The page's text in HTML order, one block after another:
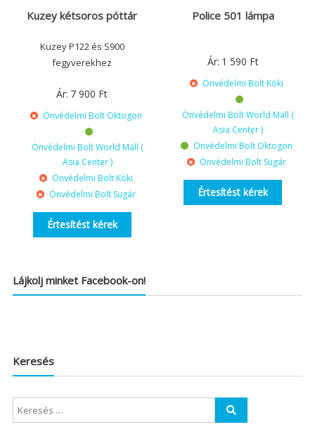
Kuzey kétsoros póttár
Kuzey P122 és S900
fegyverekhez
Ár: 7 900 Ft
Önvédelmi Bolt Oktogon
Önvédelmi Bolt World Mall (
Asia Center )
Önvédelmi Bolt Köki
Önvédelmi Bolt Sugár
Értesítést kérek
Police 501 lámpa
Ár: 1 590 Ft
Önvédelmi Bolt Köki
Önvédelmi Bolt World Mall (
Asia Center )
Önvédelmi Bolt Oktogon
Önvédelmi Bolt Sugár
Értesítést kérek
Lájkolj minket Facebook-on!
Keresés